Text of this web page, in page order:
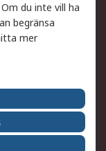
order
med RS-konto
du inte vill ha
begränsa
mer